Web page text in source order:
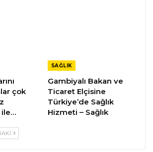
çok
ile…
SAĞLIK
Gambiyalı Bakan ve
Ticaret Elçisine
Türkiye’de Sağlık
Hizmeti – Sağlık